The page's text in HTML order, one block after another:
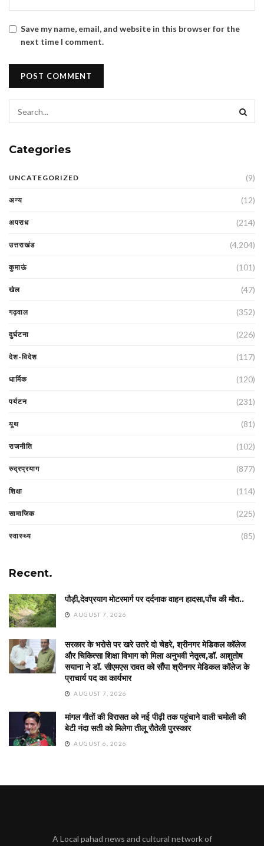
Save my name, email, and website in this browser for the
next time I comment.
Categories
UNCATEGORIZED (9)
अन्य (12)
अपराध (214)
उत्तराखंड (4,204)
कुमाऊं (101)
खेल (47)
गढ़वाल (352)
दुर्घटना (226)
देश-विदेश (117)
धार्मिक (120)
पर्यटन (231)
यूथ (81)
राजनीति (102)
रुद्रप्रयाग (877)
शिक्षा (114)
सामाजिक (225)
स्वास्थ्य (85)
Recent.
पौड़ी,देवप्रयाग मोटरमार्ग पर दर्दनाक वाहन हादसा,पाँच की मौत..
AUGUST 7, 2026
सरकार के भरोसे पर खरे उतरे दो चेहरे, श्रीनगर मेडिकल कॉलेज
और चिकित्सा शिक्षा विभाग को मिला अनुभवी नेतृत्व,डॉ. आशुतोष
सयाना ने डॉ. सीएमएस रावत को सौंपा श्रीनगर मेडिकल कॉलेज के
प्राचार्य पद का कार्यभार
AUGUST 7, 2026
मांगल गीतों की विरासत को नई पीढ़ी तक पहुंचाने वाली चमोली की
बेटी नंदा सती को मिलेगा तीलू रौतेली पुरस्कार
AUGUST 6, 2026
A Local pahad news and cultural network of